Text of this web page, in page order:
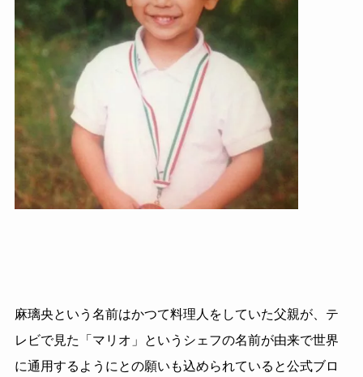
麻璃央という名前はかつて料理人をしていた父親が、テ
レビで見た「マリオ」というシェフの名前が由来で世界
に通用するようにとの願いも込められていると公式ブロ